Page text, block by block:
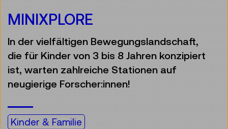
MINIXPLORE
In der vielfältigen Bewegungslandschaft,
die für Kinder von 3 bis 8 Jahren konzipiert
ist, warten zahlreiche Stationen auf
neugierige Forscher:innen!
Kinder & Familie